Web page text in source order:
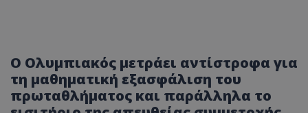
Ο Ολυμπιακός μετράει αντίστροφα για
τη μαθηματική εξασφάλιση του
πρωταθλήματος και παράλληλα το